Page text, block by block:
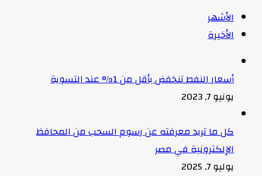
الأشهر
الأخيرة
أسعار النفط تنخفض بأقل من 1% عند التسوية
يونيو 7, 2023
كل ما تريد معرفته عن رسوم السحب من المحافظ
الإلكترونية في مصر
يوليو 7, 2025